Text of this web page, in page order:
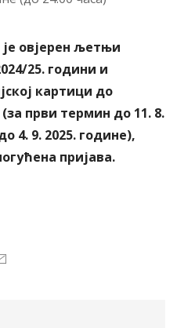
је овјерен љетњи
25. години и
картици до
први термин до 11. 8.
4. 9. 2025. године),
пријава.